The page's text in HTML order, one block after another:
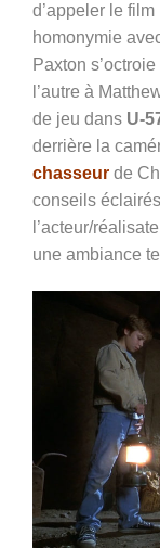
d’appeler le film
homonymie
Paxton
l’autre à
de jeu dans U-
derrière la
chasseur de
conseils
l’acteur/
une ambiance